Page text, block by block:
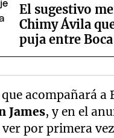
El sugestivo
Chimy Ávila
puja entre
acompañará a
James, y en el
por primera